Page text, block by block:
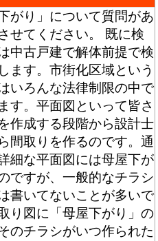
がり」について質問があ
せてください。 既に検
中古戸建で解体前提で検
ます。市街化区域という
いろんな法律制限の中で
す。平面図といって皆さ
作成する段階から設計士
間取りを作るのです。通
細な平面図には母屋下が
ですが、一般的なチラシ
書いてないことが多いで
り図に「母屋下がり」の
のチラシがいつ作られた